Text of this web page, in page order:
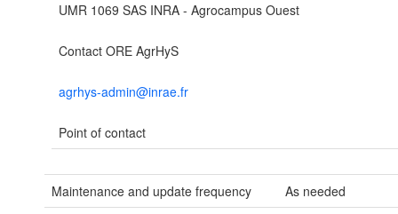
UMR 1069 SAS INRA - Agrocampus Ouest
Contact ORE AgrHyS
agrhys-admin@inrae.fr
Point of contact
Maintenance and update frequency
As needed